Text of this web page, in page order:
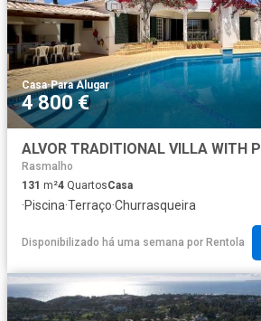
Casa·Para Alugar
4 800 €
Rasmalho
131 m²4 QuartosCasa
·Piscina·Terraço·Churrasqueira
Disponibilizado há uma semana por Rentola